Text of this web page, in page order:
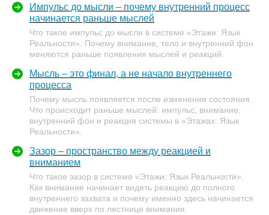
Импульс до мысли – почему внутренний процесс
начинается раньше мыслей
Что такое импульс до мысли в системе «Этажи: Язык
Реальности». Почему внимание, тело и внутренний фон
меняются раньше появления мыслей и реакций.
Мысль – это финал, а не начало внутреннего
процесса
Почему мысль появляется после изменения состояния.
Что происходит раньше мыслей: импульс, внимание,
внутренний фон и реакция системы в «Этажах: Язык
Реальности».
Зазор – пространство между реакцией и
вниманием
Что такое зазор в системе «Этажи: Язык Реальности».
Как внимание начинает видеть реакцию до полного
внутреннего захвата и почему именно здесь начинается
движение вверх по лестнице внимания.